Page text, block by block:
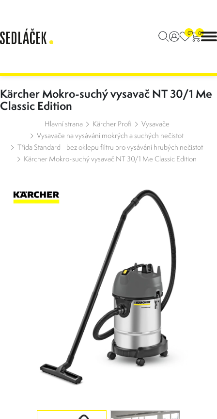
0 0
Kärcher Mokro-suchý vysavač NT 30/1 Me
Classic Edition
Hlavní strana Kärcher Profi
Vysavače
Vysavače na vysávání mokrých a suchých nečistot
Třída Standard - bez oklepu filtru pro vysávání hrubých nečistot
Kärcher Mokro-suchý vysavač NT 30/1 Me Classic Edition